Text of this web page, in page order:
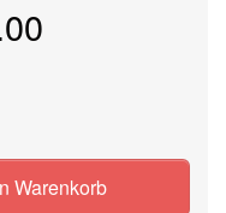
1’380.00, Menge 1.
Warenkorb